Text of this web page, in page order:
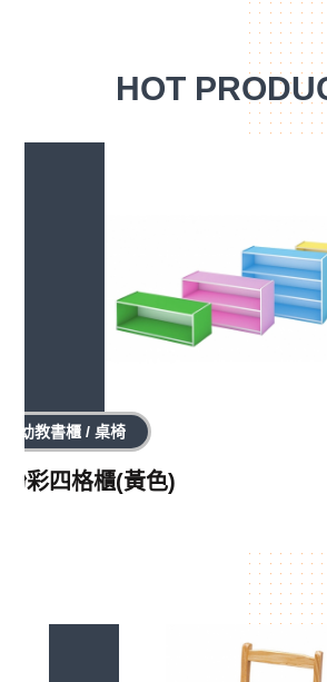
HOT
幼教書櫃 / 桌椅
粉彩四格櫃(黃色)